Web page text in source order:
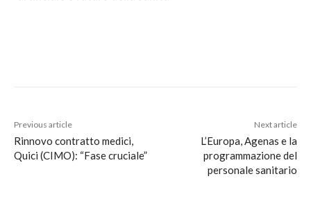
Previous article
Rinnovo contratto medici,
Quici (CIMO): “Fase cruciale”
Next article
L’Europa, Agenas e la
programmazione del
personale sanitario